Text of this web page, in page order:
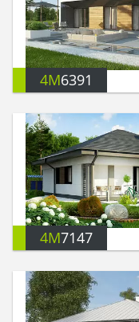
4M6391
4M7147